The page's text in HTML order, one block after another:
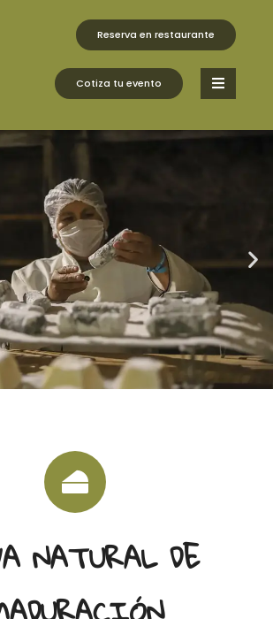
{ content_ids: ['123'], //
of product IDs content_type: 'product',
Either product or product_group
or contents being passed. });
Reserva en restaurante
Cotiza tu evento
NATURAL DE